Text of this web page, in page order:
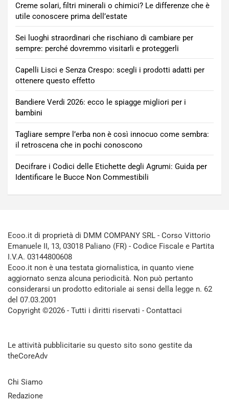
Creme solari, filtri minerali o chimici? Le differenze che è
utile conoscere prima dell’estate
Sei luoghi straordinari che rischiano di cambiare per
sempre: perché dovremmo visitarli e proteggerli
Capelli Lisci e Senza Crespo: scegli i prodotti adatti per
ottenere questo effetto
Bandiere Verdi 2026: ecco le spiagge migliori per i
bambini
Tagliare sempre l’erba non è così innocuo come sembra:
il retroscena che in pochi conoscono
Decifrare i Codici delle Etichette degli Agrumi: Guida per
Identificare le Bucce Non Commestibili
Ecoo.it di proprietà di DMM COMPANY SRL - Corso Vittorio
Emanuele II, 13, 03018 Paliano (FR) - Codice Fiscale e Partita
I.V.A. 03144800608
Ecoo.it non è una testata giornalistica, in quanto viene
aggiornato senza alcuna periodicità. Non può pertanto
considerarsi un prodotto editoriale ai sensi della legge n. 62
del 07.03.2001
Copyright ©2026 - Tutti i diritti riservati - Contattaci
Le attività pubblicitarie su questo sito sono gestite da
theCoreAdv
Chi Siamo
Redazione